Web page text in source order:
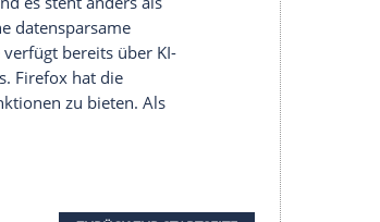
und stößt mit dem